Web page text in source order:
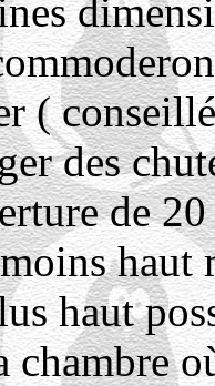
(
des
de
haut
haut